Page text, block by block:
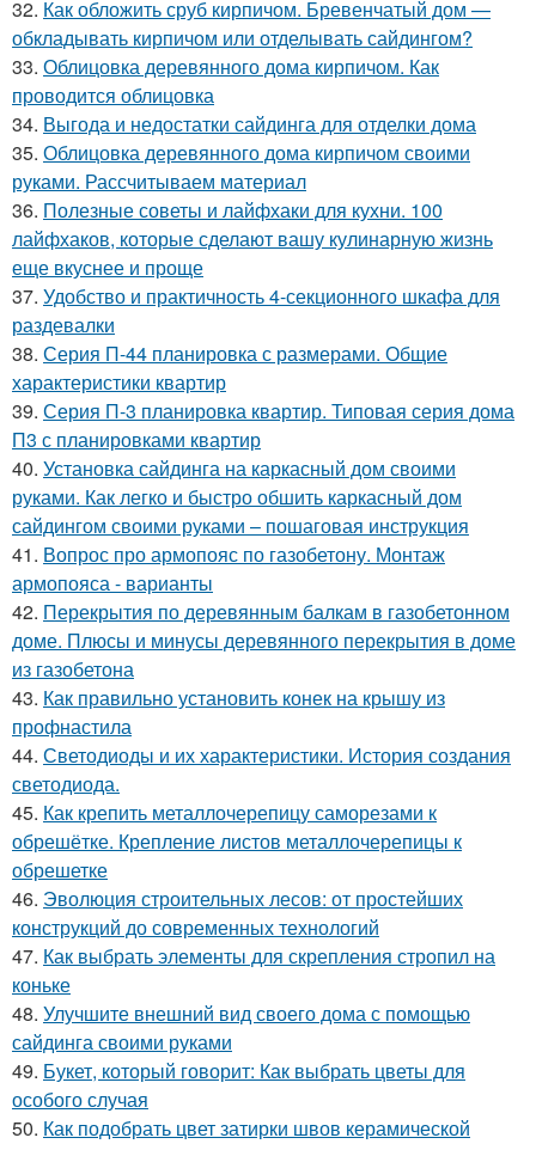
32. Как обложить сруб кирпичом. Бревенчатый дом —
обкладывать кирпичом или отделывать сайдингом?
33. Облицовка деревянного дома кирпичом. Как
проводится облицовка
34. Выгода и недостатки сайдинга для отделки дома
35. Облицовка деревянного дома кирпичом своими
руками. Рассчитываем материал
36. Полезные советы и лайфхаки для кухни. 100
лайфхаков, которые сделают вашу кулинарную жизнь
еще вкуснее и проще
37. Удобство и практичность 4-секционного шкафа для
раздевалки
38. Серия П-44 планировка с размерами. Общие
характеристики квартир
39. Серия П-3 планировка квартир. Типовая серия дома
П3 с планировками квартир
40. Установка сайдинга на каркасный дом своими
руками. Как легко и быстро обшить каркасный дом
сайдингом своими руками – пошаговая инструкция
41. Вопрос про армопояс по газобетону. Монтаж
армопояса - варианты
42. Перекрытия по деревянным балкам в газобетонном
доме. Плюсы и минусы деревянного перекрытия в доме
из газобетона
43. Как правильно установить конек на крышу из
профнастила
44. Светодиоды и их характеристики. История создания
светодиода.
45. Как крепить металлочерепицу саморезами к
обрешётке. Крепление листов металлочерепицы к
обрешетке
46. Эволюция строительных лесов: от простейших
конструкций до современных технологий
47. Как выбрать элементы для скрепления стропил на
коньке
48. Улучшите внешний вид своего дома с помощью
сайдинга своими руками
49. Букет, который говорит: Как выбрать цветы для
особого случая
50. Как подобрать цвет затирки швов керамической